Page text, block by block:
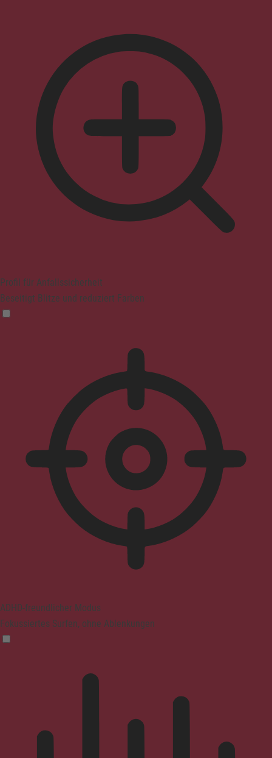
Profil für Anfallssicherheit
Beseitigt Blitze und reduziert Farben
ADHD-freundlicher Modus
Fokussiertes Surfen, ohne Ablenkungen